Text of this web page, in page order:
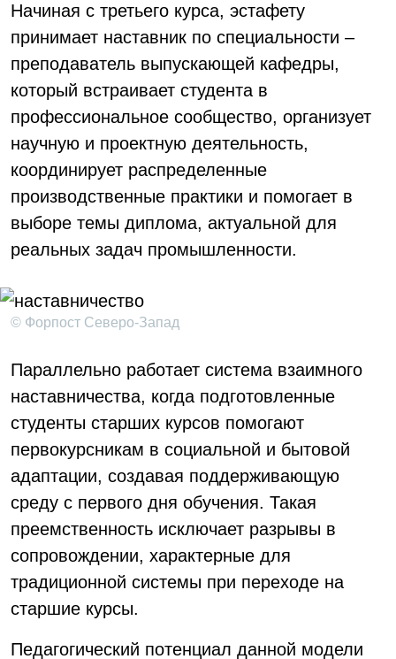
Начиная с третьего курса, эстафету
принимает наставник по специальности –
преподаватель выпускающей кафедры,
который встраивает студента в
профессиональное сообщество, организует
научную и проектную деятельность,
координирует распределенные
производственные практики и помогает в
выборе темы диплома, актуальной для
реальных задач промышленности.
© Форпост Северо-Запад
Параллельно работает система взаимного
наставничества, когда подготовленные
студенты старших курсов помогают
первокурсникам в социальной и бытовой
адаптации, создавая поддерживающую
среду с первого дня обучения. Такая
преемственность исключает разрывы в
сопровождении, характерные для
традиционной системы при переходе на
старшие курсы.
Педагогический потенциал данной модели